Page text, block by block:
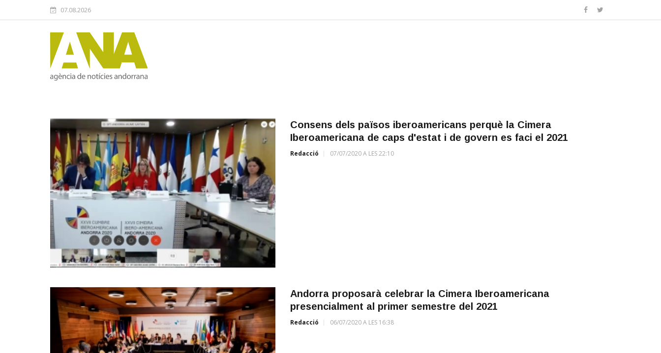
07.08.2026
Consens dels països iberoamericans perquè la Cimera
Iberoamericana de caps d'estat i de govern es faci el 2021
Redacció 07/07/2020 A LES 22:10
Andorra proposarà celebrar la Cimera Iberoamericana
presencialment al primer semestre del 2021
Redacció 06/07/2020 A LES 16:38